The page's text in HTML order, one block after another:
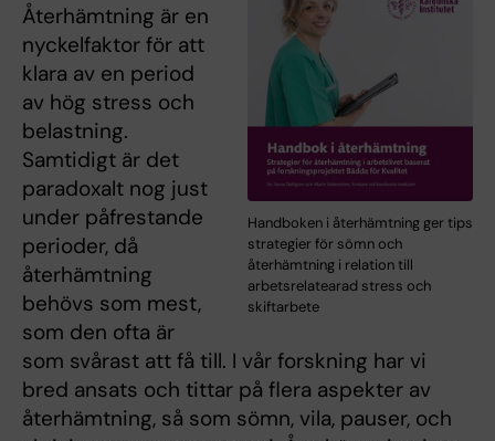
Handboken i återhämtning ger tips
strategier för sömn och
återhämtning i relation till
arbetsrelatearad stress och
skiftarbete
Återhämtning är en
nyckelfaktor för att
klara av en period
av hög stress och
belastning.
Samtidigt är det
paradoxalt nog just
under påfrestande
perioder, då
återhämtning
behövs som mest,
som den ofta är
som svårast att få till. I vår forskning har vi
bred ansats och tittar på flera aspekter av
återhämtning, så som sömn, vila, pauser, och